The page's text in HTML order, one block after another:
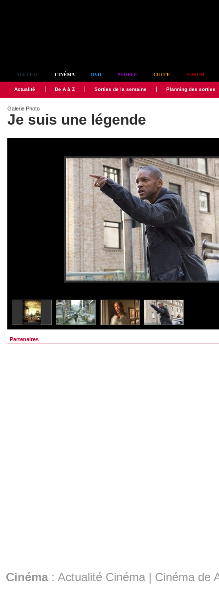
ACCUEIL CINÉMA DVD PEOPLE CULTE FORUM
Actualité De A à Z Sorties de la semaine Planning des sorties
Galerie Photo
Je suis une légende
Partenaires
Cinéma: Actualité Cinéma | Cinéma de